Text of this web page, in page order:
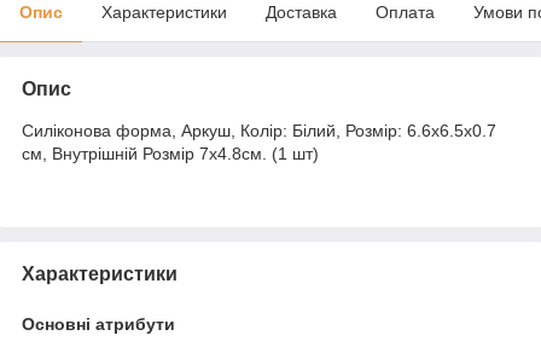
Опис Характеристики Доставка Оплата Умови
Опис
Силіконова форма, Аркуш, Колір: Білий, Розмір: 6.6х6.5х0.7
см, Внутрішній Розмір 7х4.8см. (1 шт)
Характеристики
Основні атрибути